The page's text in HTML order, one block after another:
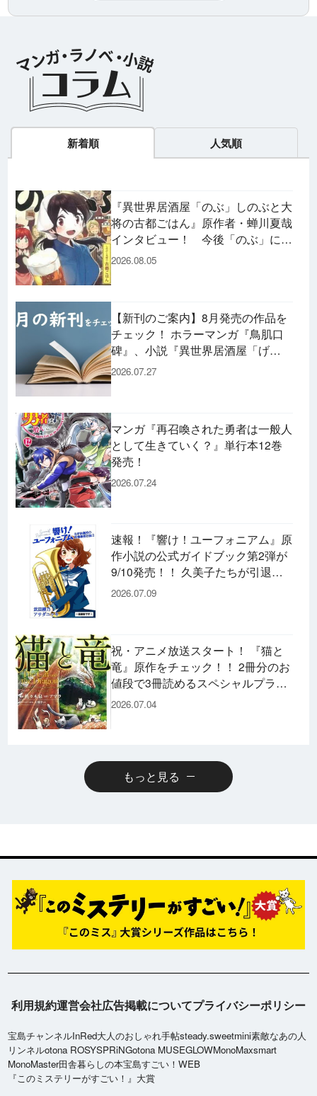
新着順 人気順
『異世界居酒屋「のぶ」しのぶと大
将の古都ごはん』原作者・蝉川夏哉
インタビュー！ 今後「のぶ」に登
場するメニューは……!?
2026.08.05
【新刊のご案内】8月発売の作品を
チェック！ ホラーマンガ『鳥肌口
碑』、小説『異世界居酒屋「げ
ん」』、文庫『カエル男 完結編』
などずらり！
2026.07.27
マンガ『再召喚された勇者は一般人
として生きていく？』単行本12巻
発売！
2026.07.24
速報！『響け！ユーフォニアム』原
作小説の公式ガイドブック第2弾が
9/10発売！！ 久美子たちが引退し
た後の書き下ろし小説など充実の内
2026.07.09
祝・アニメ放送スタート！ 『猫と
竜』原作をチェック！！ 2冊分のお
値段で3冊読めるスペシャルプライ
スパックのコミックスも発売！
2026.07.04
もっと見る
利用規約運営会社広告掲載についてプライバシーポリシー
宝島チャンネルInRed大人のおしゃれ手帖steady.sweetmini素敵なあの人
リンネルotona ROSYSPRiNGotona MUSEGLOWMonoMaxsmart
MonoMaster田舎暮らしの本宝島すごい！WEB
『このミステリーがすごい！』大賞